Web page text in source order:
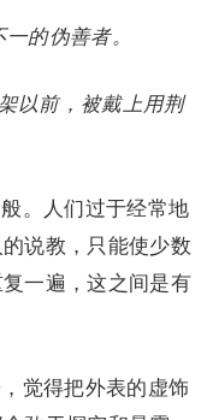
的伪善者。
以前，被戴上用荆
。人们过于经常地
说教，只能使少数
一遍，这之间是有
觉得把外表的虚饰